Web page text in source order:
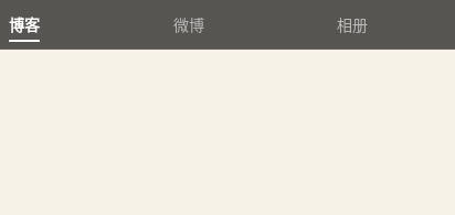
博客 微博 相册